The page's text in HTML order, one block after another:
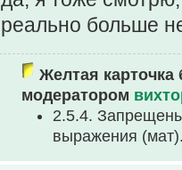
реально больше
Желтая карточка
модератором
2.5.4.
выpажения